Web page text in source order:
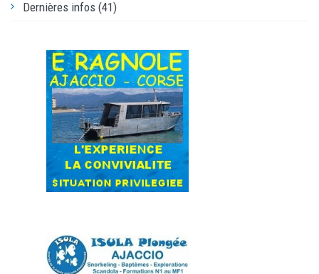
Dernières infos (41)